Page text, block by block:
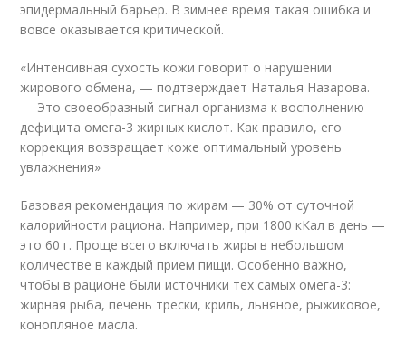
эпидермальный барьер. В зимнее время такая ошибка и
вовсе оказывается критической.
«Интенсивная сухость кожи говорит о нарушении
жирового обмена, — подтверждает Наталья Назарова.
— Это своеобразный сигнал организма к восполнению
дефицита омега-3 жирных кислот. Как правило, его
коррекция возвращает коже оптимальный уровень
увлажнения»
Базовая рекомендация по жирам — 30% от суточной
калорийности рациона. Например, при 1800 кКал в день —
это 60 г. Проще всего включать жиры в небольшом
количестве в каждый прием пищи. Особенно важно,
чтобы в рационе были источники тех самых омега-3:
жирная рыба, печень трески, криль, льняное, рыжиковое,
конопляное масла.